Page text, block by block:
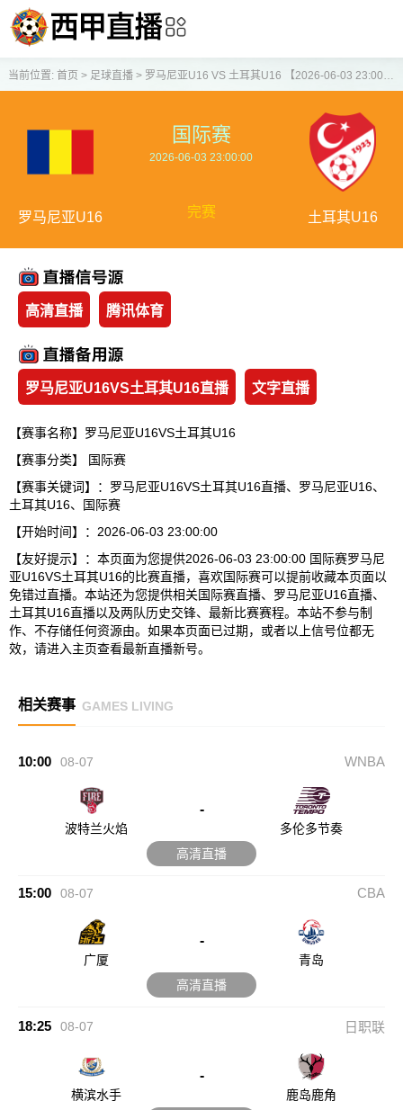
当前位置: 首页 > 足球直播> 罗马尼亚U16 VS 土耳其U16 【2026-06-03 23:00:00】
罗马尼亚U16
国际赛
2026-06-03 23:00:00
完赛 土耳其U16
高清直播 腾讯体育
罗马尼亚U16VS土耳其U16直播 文字直播
【赛事名称】罗马尼亚U16VS土耳其U16
【赛事分类】
国际赛
【赛事关键词】：罗马尼亚U16VS土耳其U16直播、罗马尼亚U16、
土耳其U16、国际赛
【开始时间】：2026-06-03 23:00:00
【友好提示】：本页面为您提供2026-06-03 23:00:00 国际赛罗马尼
亚U16VS土耳其U16的比赛直播，喜欢国际赛可以提前收藏本页面以
免错过直播。本站还为您提供相关国际赛直播、罗马尼亚U16直播、
土耳其U16直播以及两队历史交锋、最新比赛赛程。本站不参与制
作、不存储任何资源由。如果本页面已过期，或者以上信号位都无
效，请进入主页查看最新直播新号。
相关赛事 GAMES LIVING
10:00 08-07 WNBA
波特兰火焰
-
多伦多节奏
高清直播
15:00 08-07 CBA
广厦
-
青岛
高清直播
18:25 08-07 日职联
横滨水手
-
鹿岛鹿角